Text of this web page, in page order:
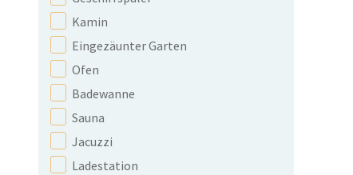
Kamin
Eingezäunter Garten
Ofen
Badewanne
Sauna
Jacuzzi
Ladestation